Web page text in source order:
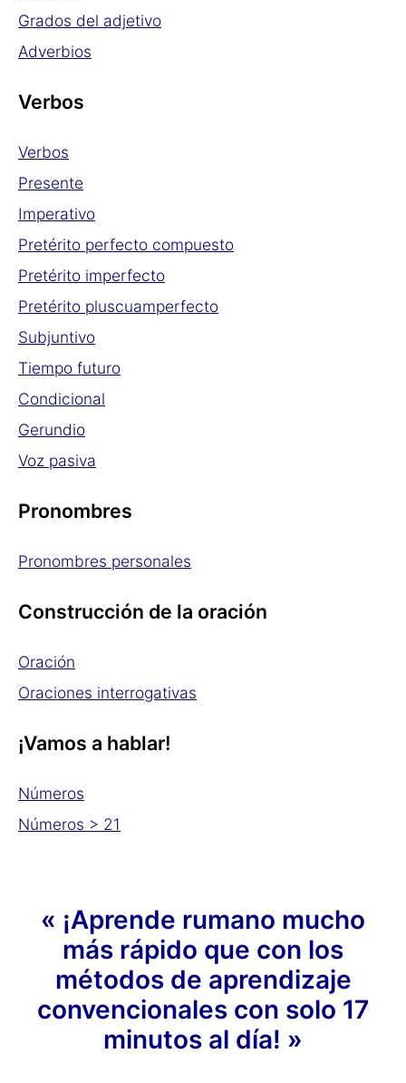
Grados del adjetivo
Adverbios
Verbos
Verbos
Presente
Imperativo
Pretérito perfecto compuesto
Pretérito imperfecto
Pretérito pluscuamperfecto
Subjuntivo
Tiempo futuro
Condicional
Gerundio
Voz pasiva
Pronombres
Pronombres personales
Construcción de la oración
Oración
Oraciones interrogativas
¡Vamos a hablar!
Números
Números > 21
« ¡Aprende rumano mucho
más rápido que con los
métodos de aprendizaje
convencionales con solo 17
minutos al día! »